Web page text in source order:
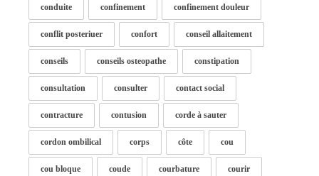
conduite confinement confinement douleur
conflit posteriuer confort conseil allaitement
conseils conseils osteopathe constipation
consultation consulter contact social
contracture contusion corde à sauter
cordon ombilical corps côte cou
cou bloque coude courbature courir